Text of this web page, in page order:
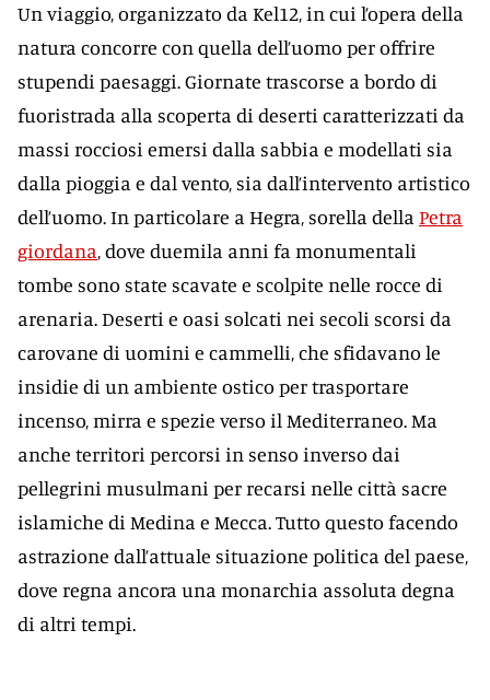
Un viaggio, organizzato da Kel12, in cui l’opera della
natura concorre con quella dell’uomo per offrire
stupendi paesaggi. Giornate trascorse a bordo di
fuoristrada alla scoperta di deserti caratterizzati da
massi rocciosi emersi dalla sabbia e modellati sia
dalla pioggia e dal vento, sia dall’intervento artistico
dell’uomo. In particolare a Hegra, sorella della Petra
giordana, dove duemila anni fa monumentali
tombe sono state scavate e scolpite nelle rocce di
arenaria. Deserti e oasi solcati nei secoli scorsi da
carovane di uomini e cammelli, che sfidavano le
insidie di un ambiente ostico per trasportare
incenso, mirra e spezie verso il Mediterraneo. Ma
anche territori percorsi in senso inverso dai
pellegrini musulmani per recarsi nelle città sacre
islamiche di Medina e Mecca. Tutto questo facendo
astrazione dall’attuale situazione politica del paese,
dove regna ancora una monarchia assoluta degna
di altri tempi.